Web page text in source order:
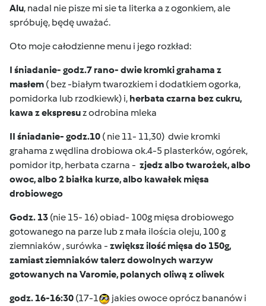
Alu, nadal nie pisze mi sie ta literka a z ogonkiem, ale
spróbuję, będę uważać.
Oto moje całodzienne menu i jego rozkład:
I śniadanie- godz.7 rano- dwie kromki grahama z
masłem ( bez -białym twarozkiem i dodatkiem ogorka,
pomidorka lub rzodkiewk) i, herbata czarna bez cukru,
kawa z ekspresuz odrobina mleka
II śniadanie- godz.10 ( nie 11- 11,30) dwie kromki
grahama z wędlina drobiowa ok.4-5 plasterków, ogórek,
pomidor itp, herbata czarna - zjedz albo twarożek, albo
owoc, albo 2 białka kurze, albo kawałek mięsa
drobiowego
Godz. 13 (nie 15- 16) obiad- 100g mięsa drobiowego
gotowanego na parze lub z mała ilościa oleju, 100 g
ziemniaków , surówka - zwiększ ilość mięsa do 150g,
zamiast ziemniaków talerz dowolnych warzyw
gotowanych na Varomie, polanych oliwą z oliwek
godz. 16-16:30 (17-1
jakies owoce oprócz bananów i